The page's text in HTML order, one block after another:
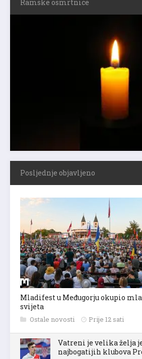
Ramske osmrtnice
Posljednje objavljeno
Mladifest u Međugorju okupio
svijeta
Ostale novosti Prije 12 sati
Vatreni je velika želja
najbogatijih klubova